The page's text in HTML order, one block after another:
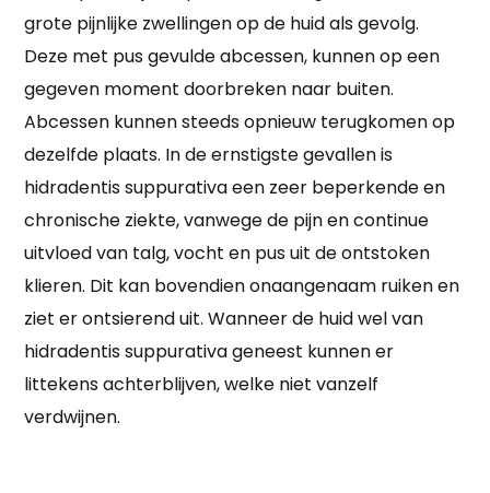
grote pijnlijke zwellingen op de huid als gevolg.
Deze met pus gevulde abcessen, kunnen op een
gegeven moment doorbreken naar buiten.
Abcessen kunnen steeds opnieuw terugkomen op
dezelfde plaats. In de ernstigste gevallen is
hidradentis suppurativa een zeer beperkende en
chronische ziekte, vanwege de pijn en continue
uitvloed van talg, vocht en pus uit de ontstoken
klieren. Dit kan bovendien onaangenaam ruiken en
ziet er ontsierend uit. Wanneer de huid wel van
hidradentis suppurativa geneest kunnen er
littekens achterblijven, welke niet vanzelf
verdwijnen.